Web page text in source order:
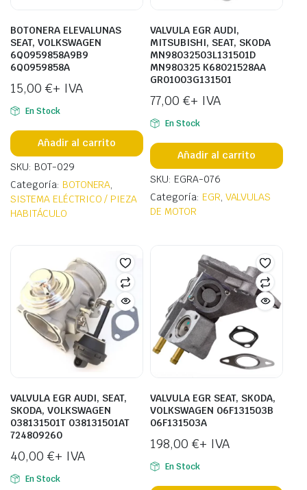
BOTONERA ELEVALUNAS
SEAT, VOLKSWAGEN
6Q0959858A9B9
6Q0959858A
15,00 €+ IVA
En Stock
Añadir al carrito
SKU: BOT-029
Categoría: BOTONERA,
SISTEMA ELÉCTRICO / PIEZA
HABITÁCULO
VALVULA EGR AUDI,
MITSUBISHI, SEAT, SKODA
MN98032503L131501D
MN980325 K68021528AA
GR01003G131501
77,00 €+ IVA
En Stock
Añadir al carrito
SKU: EGRA-076
Categoría: EGR, VALVULAS
DE MOTOR
VALVULA EGR AUDI, SEAT,
SKODA, VOLKSWAGEN
038131501T 038131501AT
724809260
40,00 €+ IVA
En Stock
VALVULA EGR SEAT, SKODA,
VOLKSWAGEN 06F131503B
06F131503A
198,00 €+ IVA
En Stock